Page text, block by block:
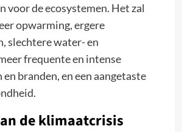
voor de ecosystemen. Het zal
opwarming, ergere
slechtere water- en
frequente en intense
branden, en een aangetaste
de klimaatcrisis